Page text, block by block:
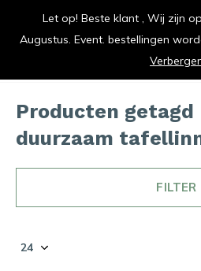
vrolijk
Producten getagd
duurzaam
FILTER
Let op! Beste klant , Wij zijn
Augustus. Event. bestellingen